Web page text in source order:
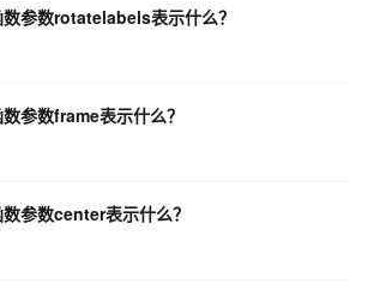
参数rotatelabels表示什么？
参数frame表示什么？
参数center表示什么？